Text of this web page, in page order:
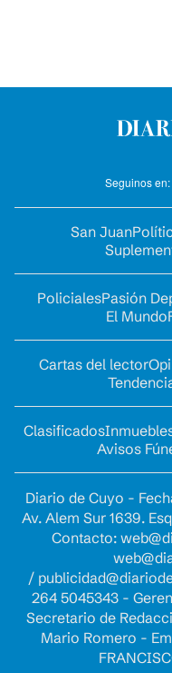
Seguinos en:
San Juan
PolicialesPasión
El Mundo
Cartas del lector
Clasificados
Avisos
Diario de Cuyo -
Av. Alem Sur 1639.
Contacto:
/
264 5045343 -
Secretario de
Mario Romero -